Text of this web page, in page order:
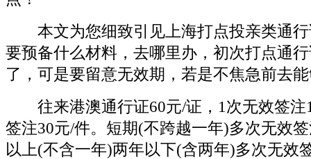
本文为您细致引见上海打点投亲类通行
要预备什么材料，去哪里办，初次打点通
了，可是要留意无效期，若是不焦急前去
往来港澳通行证60元/证，1次无效签注
签注30元/件。短期(不跨越一年)多次无效
以上(不含一年)两年以下(含两年)多次无效